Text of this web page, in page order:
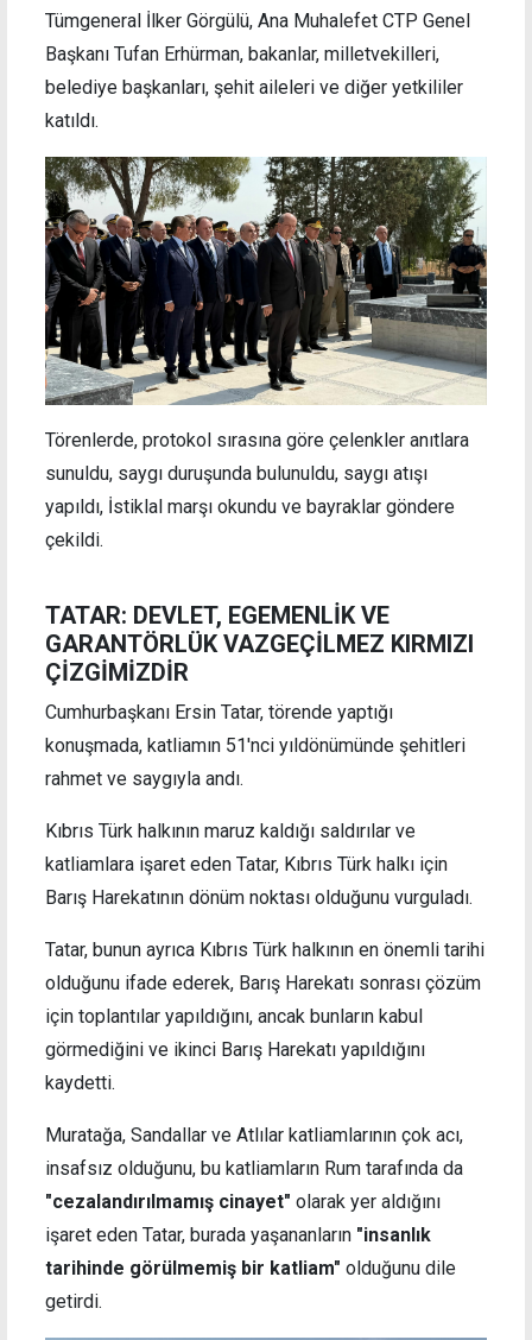
Tümgeneral İlker Görgülü, Ana Muhalefet CTP Genel
Başkanı Tufan Erhürman, bakanlar, milletvekilleri,
belediye başkanları, şehit aileleri ve diğer yetkililer
katıldı.
Törenlerde, protokol sırasına göre çelenkler anıtlara
sunuldu, saygı duruşunda bulunuldu, saygı atışı
yapıldı, İstiklal marşı okundu ve bayraklar göndere
çekildi.
TATAR: DEVLET, EGEMENLİK VE
GARANTÖRLÜK VAZGEÇİLMEZ KIRMIZI
ÇİZGİMİZDİR
Cumhurbaşkanı Ersin Tatar, törende yaptığı
konuşmada, katliamın 51'nci yıldönümünde şehitleri
rahmet ve saygıyla andı.
Kıbrıs Türk halkının maruz kaldığı saldırılar ve
katliamlara işaret eden Tatar, Kıbrıs Türk halkı için
Barış Harekatının dönüm noktası olduğunu vurguladı.
Tatar, bunun ayrıca Kıbrıs Türk halkının en önemli tarihi
olduğunu ifade ederek, Barış Harekatı sonrası çözüm
için toplantılar yapıldığını, ancak bunların kabul
görmediğini ve ikinci Barış Harekatı yapıldığını
kaydetti.
Muratağa, Sandallar ve Atlılar katliamlarının çok acı,
insafsız olduğunu, bu katliamların Rum tarafında da
"cezalandırılmamış cinayet" olarak yer aldığını
işaret eden Tatar, burada yaşananların "insanlık
tarihinde görülmemiş bir katliam" olduğunu dile
getirdi.